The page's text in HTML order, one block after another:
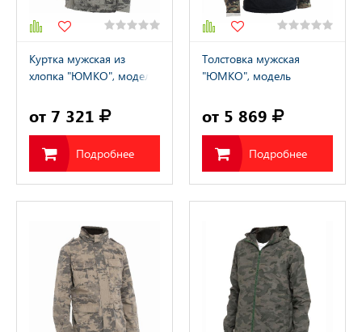
Куртка мужская из
хлопка "ЮМКО", модель
от 7 321
Подробнее
Толстовка мужская
"ЮМКО", модель
от 5 869
Подробнее